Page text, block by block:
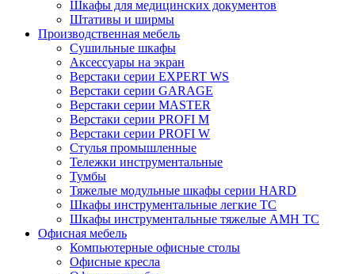
Шкафы для медицинских документов
Штативы и ширмы
Производственная мебель
Cушильные шкафы
Аксессуары на экран
Верстаки серии EXPERT WS
Верстаки серии GARAGE
Верстаки серии MASTER
Верстаки серии PROFI M
Верстаки серии PROFI W
Стулья промышленные
Тележки инструментальные
Тумбы
Тяжелые модульные шкафы серии HARD
Шкафы инструментальные легкие ТС
Шкафы инструментальные тяжелые AMH TC
Офисная мебель
Компьютерные офисные столы
Офисные кресла